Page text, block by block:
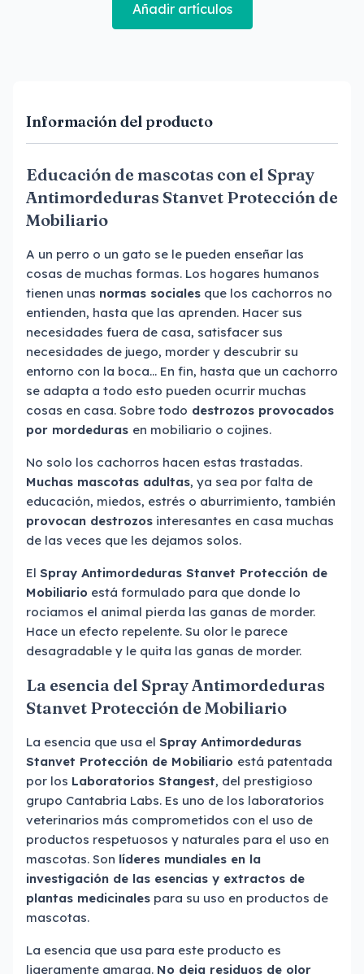
Añadir artículos
Información del producto
Educación de mascotas con el Spray
Antimordeduras Stanvet Protección de
Mobiliario
A un perro o un gato se le pueden enseñar las
cosas de muchas formas. Los hogares humanos
tienen unas normas sociales que los cachorros no
entienden, hasta que las aprenden. Hacer sus
necesidades fuera de casa, satisfacer sus
necesidades de juego, morder y descubrir su
entorno con la boca… En fin, hasta que un cachorro
se adapta a todo esto pueden ocurrir muchas
cosas en casa. Sobre todo destrozos provocados
por mordeduras en mobiliario o cojines.
No solo los cachorros hacen estas trastadas.
Muchas mascotas adultas, ya sea por falta de
educación, miedos, estrés o aburrimiento, también
provocan destrozos interesantes en casa muchas
de las veces que les dejamos solos.
El Spray Antimordeduras Stanvet Protección de
Mobiliario está formulado para que donde lo
rociamos el animal pierda las ganas de morder.
Hace un efecto repelente. Su olor le parece
desagradable y le quita las ganas de morder.
La esencia del Spray Antimordeduras
Stanvet Protección de Mobiliario
La esencia que usa el Spray Antimordeduras
Stanvet Protección de Mobiliario está patentada
por los Laboratorios Stangest, del prestigioso
grupo Cantabria Labs. Es uno de los laboratorios
veterinarios más comprometidos con el uso de
productos respetuosos y naturales para el uso en
mascotas. Son líderes mundiales en la
investigación de las esencias y extractos de
plantas medicinales para su uso en productos de
mascotas.
La esencia que usa para este producto es
ligeramente amarga. No deja residuos de olor